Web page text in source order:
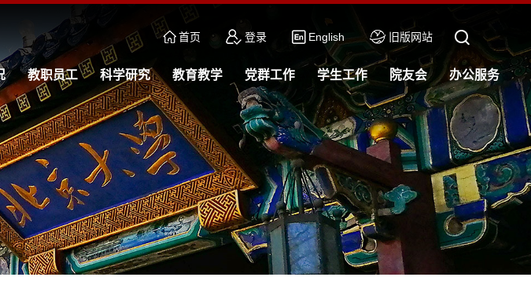
首页 登录 English 旧版网站
教职员工 科学研究 教育教学 党群工作 学生工作 院友会 办公服务